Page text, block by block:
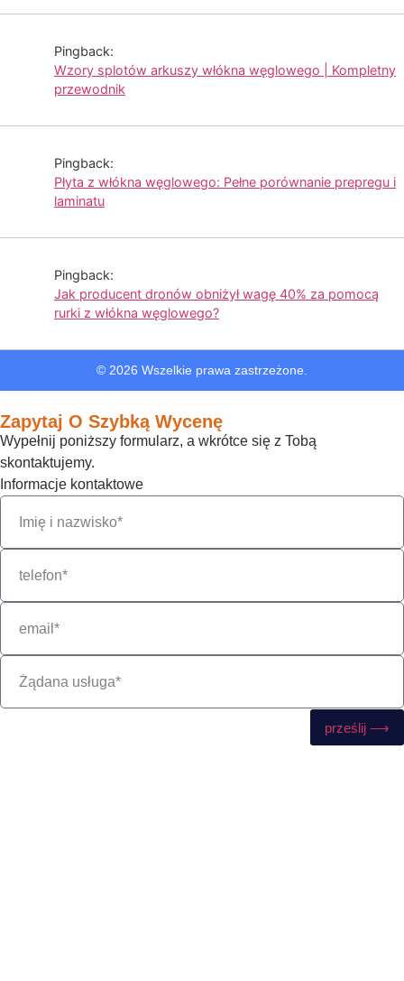
Pingback:
Wzory splotów arkuszy włókna węglowego | Kompletny
przewodnik
Pingback:
Płyta z włókna węglowego: Pełne porównanie prepregu i
laminatu
Pingback:
Jak producent dronów obniżył wagę 40% za pomocą
rurki z włókna węglowego?
© 2026 Wszelkie prawa zastrzeżone.
Zapytaj O Szybką Wycenę
Wypełnij poniższy formularz, a wkrótce się z Tobą
skontaktujemy.
Informacje kontaktowe
prześlij ⟶